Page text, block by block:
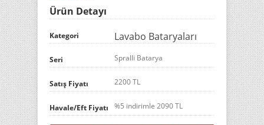
Ürün Detayı
Kategori Lavabo Bataryaları
Seri Spralli Batarya
Satış Fiyatı 2200 TL
Havale/Eft Fiyatı %5 indirimle 2090TL